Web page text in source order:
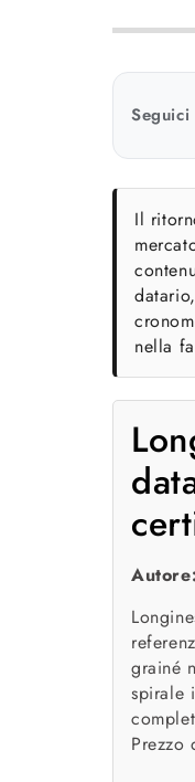
Seguici
Il
nella
Autore:
grainé
spirale